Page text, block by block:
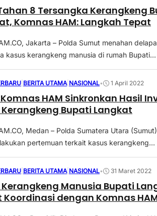
8 Tersangka Kerangkeng
Komnas HAM: Langkah Tepat
Jakarta – Polda Sumut menahan
kasus kerangkeng manusia di rumah Bupati...
BERITA UTAMA NASIONAL• 1 April 2022
HAM Sinkronkan Hasil
Kerangkeng Bupati Langkat
Medan – Polda Sumatera Utara
pertemuan terkait kasus kerangkeng...
BERITA UTAMA NASIONAL• 31 Maret 2022
Kerangkeng Manusia Bupati
Koordinasi dengan Komnas